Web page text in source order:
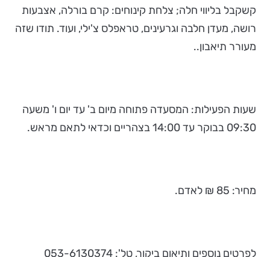
קשקבל בליווי חלה; צלחת קינוחים: קרם בורלה, אצבעות
רושה, מעדן חלבה וגרעינים, טראפלס צ'ילי, ועוד. תודו שזה
מעורר תיאבון..
שעות הפעילות: המסעדה פתוחה מיום ב' עד יום ו' משעה
09:30 בבוקר עד 14:00 בצהריים וכדאי לתאם מראש.
מחיר: 85 ₪ לאדם.
לפרטים נוספים ותיאום ביקור, טל': 053-6130374